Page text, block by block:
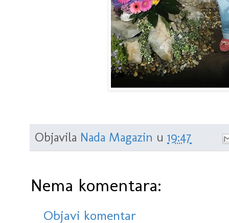
Objavila Nada Magazin u 19:47
Nema komentara:
Objavi komentar